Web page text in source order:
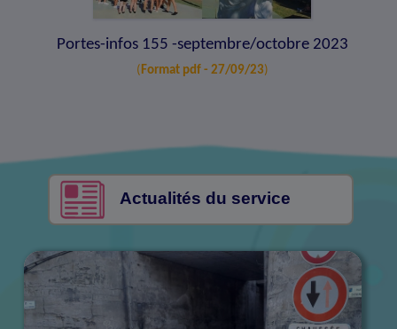
Portes-infos 155 -septembre/octobre 2023
(Format pdf - 27/09/23)
Actualités du service